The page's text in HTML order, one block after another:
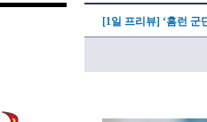
[1일 프리뷰] ‘홈런